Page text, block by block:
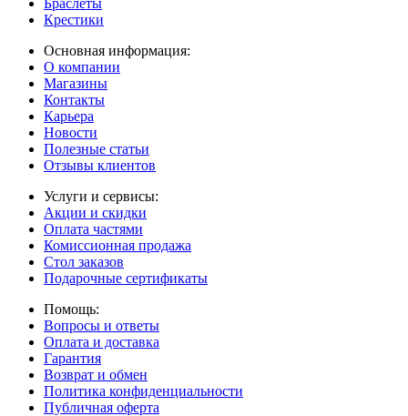
Крестики
Основная информация:
О компании
Магазины
Контакты
Карьера
Новости
Полезные статьи
Отзывы клиентов
Услуги и сервисы:
Акции и скидки
Оплата частями
Комиссионная продажа
Стол заказов
Подарочные сертификаты
Помощь:
Вопросы и ответы
Оплата и доставка
Гарантия
Возврат и обмен
Политика конфиденциальности
Публичная оферта